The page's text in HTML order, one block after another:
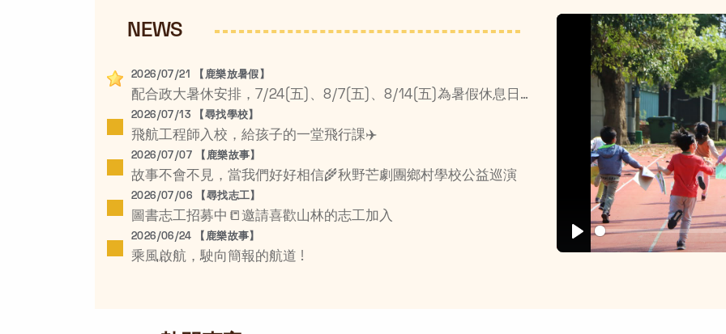
NEWS
2026/07/21 【鹿樂放暑假】
配合政大暑休安排，7/24(五)、8/7(五)、8/14(五)為暑假休息日☀️
2026/07/13 【尋找學校】
飛航工程師入校，給孩子的一堂飛行課✈️
2026/07/07 【鹿樂故事】
故事不會不見，當我們好好相信🌾秋野芒劇團鄉村學校公益巡演
2026/07/06 【尋找志工】
圖書志工招募中📒邀請喜歡山林的志工加入
2026/06/24 【鹿樂故事】
乘風啟航，駛向簡報的航道 !
Play